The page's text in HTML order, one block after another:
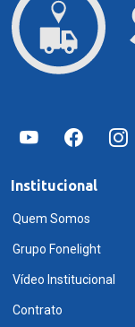
Institucional
Quem Somos
Grupo Fonelight
Vídeo Institucional
Contrato